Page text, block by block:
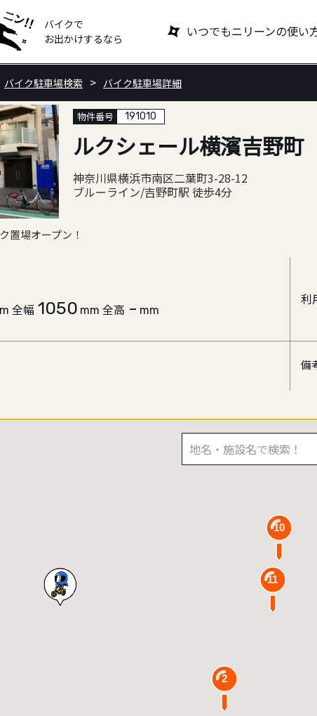
バイクで
お出かけするなら
いつでもニリーンの使い
バイク駐車場検索 バイク駐車場詳細
物件番号 191010
ルクシェール横濱吉野町
神奈川県横浜市南区二葉町3-28-12
ブルーライン/吉野町駅 徒歩4分
置場オープン！
全幅 1050 mm 全高 - mm
利
備
11
10
2